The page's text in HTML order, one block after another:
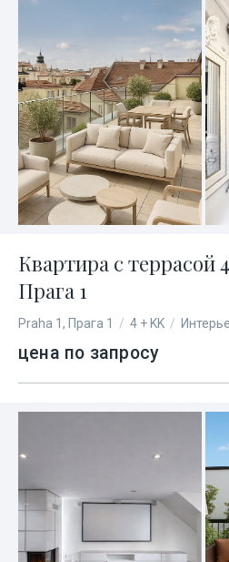
Квартира с террасой
Прага 1
Praha 1, Прага 1 / 4 + KK /
цена по запросу